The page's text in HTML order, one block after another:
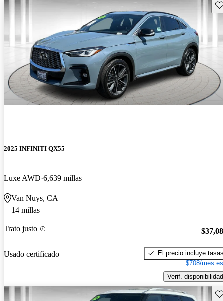
2025 INFINITI QX55
Luxe AWD 6,639 millas
Van Nuys, CA
14 millas
Trato justo
Usado certificado
El precio incluye tasas
$708/mes
Verif. disponibilidad